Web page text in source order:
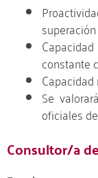
constante
Se
oficiales
Consultor/a